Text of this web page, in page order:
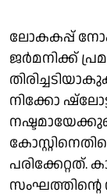
ലോകകപ്പ്
ജർമനിക്ക്
നിക്കോ
പരിക്കേറ്റത്.
സംഘത്തിൻ്റെ